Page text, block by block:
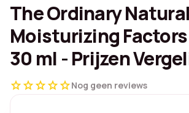
The Ordinary Natural
Moisturizing Factors
30 ml - Prijzen
starstarstarstarstarNog geen reviews